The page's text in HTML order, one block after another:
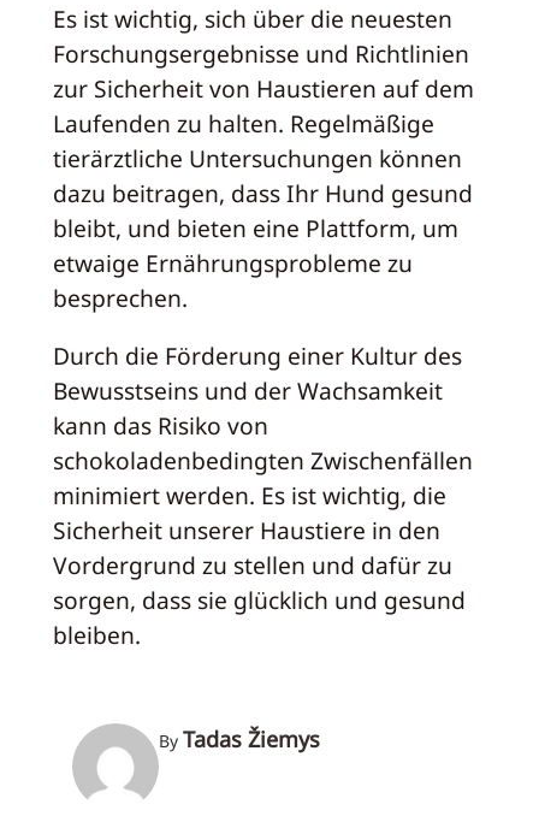
Es ist wichtig, sich über die neuesten
Forschungsergebnisse und Richtlinien
zur Sicherheit von Haustieren auf dem
Laufenden zu halten. Regelmäßige
tierärztliche Untersuchungen können
dazu beitragen, dass Ihr Hund gesund
bleibt, und bieten eine Plattform, um
etwaige Ernährungsprobleme zu
besprechen.
Durch die Förderung einer Kultur des
Bewusstseins und der Wachsamkeit
kann das Risiko von
schokoladenbedingten Zwischenfällen
minimiert werden. Es ist wichtig, die
Sicherheit unserer Haustiere in den
Vordergrund zu stellen und dafür zu
sorgen, dass sie glücklich und gesund
bleiben.
By Tadas Žiemys